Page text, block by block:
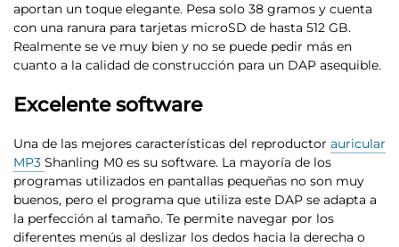
aportan un toque elegante. Pesa solo 38 gramos y cuenta
con una ranura para tarjetas microSD de hasta 512 GB.
Realmente se ve muy bien y no se puede pedir más en
cuanto a la calidad de construcción para un DAP asequible.
Excelente software
Una de las mejores características del reproductor auricular
MP3 Shanling M0 es su software. La mayoría de los
programas utilizados en pantallas pequeñas no son muy
buenos, pero el programa que utiliza este DAP se adapta a
la perfección al tamaño. Te permite navegar por los
diferentes menús al deslizar los dedos hacia la derecha o